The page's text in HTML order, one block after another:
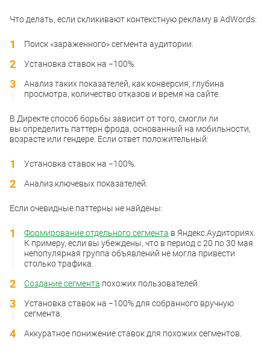
Что делать, если скликивают контекстную рекламу в AdWords:
Поиск «зараженного» сегмента аудитории.
Установка ставок на −100%.
Анализ таких показателей, как конверсия, глубина
просмотра, количество отказов и время на сайте.
В Директе способ борьбы зависит от того, смогли ли
вы определить паттерн фрода, основанный на мобильности,
возрасте или гендере. Если ответ положительный:
Установка ставок на −100%.
Анализ ключевых показателей.
Если очевидные паттерны не найдены:
Формирование отдельного сегмента в Яндекс.Аудиториях.
К примеру, если вы убеждены, что в период с 20 по 30 мая
непопулярная группа объявлений не могла привести
столько трафика.
Создание сегмента похожих пользователей.
Установка ставок на −100% для собранного вручную
сегмента.
Аккуратное понижение ставок для похожих сегментов.